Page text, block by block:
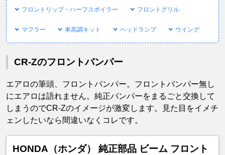
フロントリップ・ハーフスポイラー フロントグリル
マフラー 車高調キット ヘッドランプ ウイング
CR-Zのフロントバンパー
エアロの筆頭、フロントバンパー。フロントバンパー無し
にエアロは語れません。純正バンパーをまるごと交換して
しまうのでCR-Zのイメージが激変します。見た目をイメチ
ェンしたいなら間違いなくコレです。
HONDA（ホンダ） 純正部品 ビーム フロント